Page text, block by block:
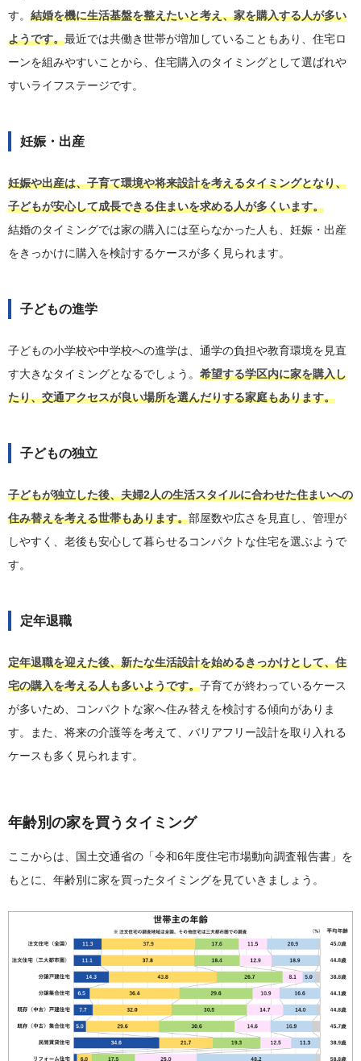
す。 結婚を機に生活基盤を整えたいと考え、家を購入する人が多い
ようです。最近では共働き世帯が増加していることもあり、住宅ロ
ーンを組みやすいことから、住宅購入のタイミングとして選ばれや
すいライフステージです。
妊娠・出産
妊娠や出産は、子育て環境や将来設計を考えるタイミングとなり、
子どもが安心して成長できる住まいを求める人が多くいます。
結婚のタイミングでは家の購入には至らなかった人も、妊娠・出産
をきっかけに購入を検討するケースが多く見られます。
子どもの進学
子どもの小学校や中学校への進学は、通学の負担や教育環境を見直
す大きなタイミングとなるでしょう。 希望する学区内に家を購入し
たり、交通アクセスが良い場所を選んだりする家庭もあります。
子どもの独立
子どもが独立した後、夫婦2人の生活スタイルに合わせた住まいへの
住み替えを考える世帯もあります。部屋数や広さを見直し、管理が
しやすく、老後も安心して暮らせるコンパクトな住宅を選ぶようで
す。
定年退職
定年退職を迎えた後、新たな生活設計を始めるきっかけとして、住
宅の購入を考える人も多いようです。子育てが終わっているケース
が多いため、コンパクトな家へ住み替えを検討する傾向がありま
す。また、将来の介護等を考えて、バリアフリー設計を取り入れる
ケースも多く見られます。
年齢別の家を買うタイミング
ここからは、国土交通省の「令和6年度住宅市場動向調査報告書」を
もとに、年齢別に家を買ったタイミングを見ていきましょう。